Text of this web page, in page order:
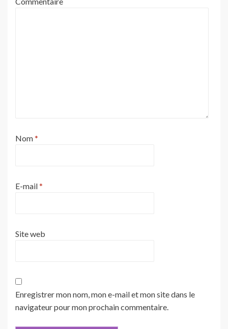
Nom*
E-mail*
Site web
Enregistrer mon nom, mon e-mail et mon site dans le
navigateur pour mon prochain commentaire.